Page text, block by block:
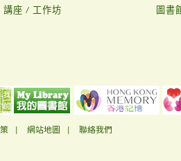
講座 / 工作坊
圖書
網站地圖 聯絡我們